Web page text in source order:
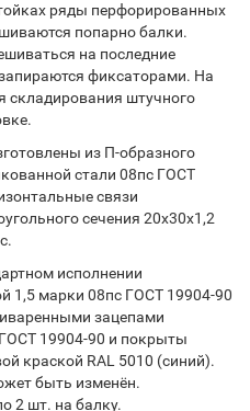
ряды перфорированных
попарно балки.
на последние
фиксаторами. На
складирования штучного
из П-образного
стали 08пс ГОСТ
связи
сечения 20х30х1,2
исполнении
1,5 марки 08пс ГОСТ 19904-90
зацепами
19904-90 и покрыты
краской RAL 5010 (синий).
быть изменён.
2 шт. на балку.